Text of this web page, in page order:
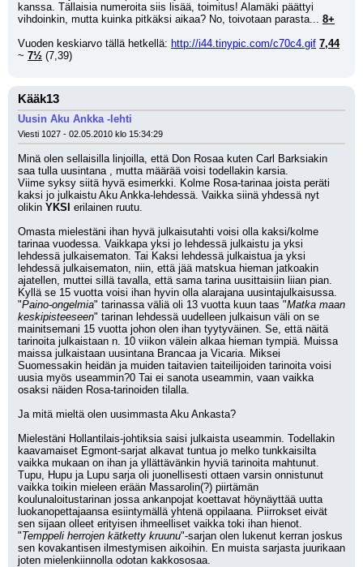
kanssa. Tällaisia numeroita siis lisää, toimitus! Alamäki päättyi
vihdoinkin, mutta kuinka pitkäksi aikaa? No, toivotaan parasta... 8+
Vuoden keskiarvo tällä hetkellä: http://i44.tinypic.com/c70c4.gif 7,44
~ 7½ (7,39)
Kääk13
Uusin Aku Ankka -lehti
Viesti 1027 - 02.05.2010 klo 15:34:29
Minä olen sellaisilla linjoilla, että Don Rosaa kuten Carl Barksiakin
saa tulla uusintana , mutta määrää voisi todellakin karsia.
Viime syksy siitä hyvä esimerkki. Kolme Rosa-tarinaa joista peräti
kaksi jo julkaistu Aku Ankka-lehdessä. Vaikka siinä yhdessä nyt
olikin YKSI erilainen ruutu.
Omasta mielestäni ihan hyvä julkaisutahti voisi olla kaksi/kolme
tarinaa vuodessa. Vaikkapa yksi jo lehdessä julkaistu ja yksi
lehdessä julkaisematon. Tai Kaksi lehdessä julkaistua ja yksi
lehdessä julkaisematon, niin, että jää matskua hieman jatkoakin
ajatellen, muttei sillä tavalla, että sama tarina uusittaisiin liian pian.
Kyllä se 15 vuotta voisi ihan hyvin olla alarajana uusintajulkaisussa.
"Paino-ongelmia" tarinassa väliä oli 13 vuotta kuun taas "Matka maan
keskipisteeseen" tarinan lehdessä uudelleen julkaisun väli on se
mainitsemani 15 vuotta johon olen ihan tyytyväinen. Se, että näitä
tarinoita julkaistaan n. 10 viikon välein alkaa hieman tympiä. Muissa
maissa julkaistaan uusintana Brancaa ja Vicaria. Miksei
Suomessakin heidän ja muiden taitavien taiteilijoiden tarinoita voisi
uusia myös useammin?0 Tai ei sanota useammin, vaan vaikka
osaksi näiden Rosa-tarinoiden tilalla.
Ja mitä mieltä olen uusimmasta Aku Ankasta?
Mielestäni Hollantilais-johtiksia saisi julkaista useammin. Todellakin
kaavamaiset Egmont-sarjat alkavat tuntua jo melko tunkkaisilta
vaikka mukaan on ihan ja yllättävänkin hyviä tarinoita mahtunut.
Tupu, Hupu ja Lupu sarja oli juonellisesti ottaen varsin onnistunut
vaikka toikin mieleen erään Massarolin(?) piirtämän
koulunaloitustarinan jossa ankanpojat koettavat höynäyttää uutta
luokanopettajaansa esiintymällä yhtenä oppilaana. Piirrokset eivät
sen sijaan olleet erityisen ihmeelliset vaikka toki ihan hienot.
"Temppeli herrojen kätketty kruunu"-sarjan olen lukenut kerran joskus
sen kovakantisen ilmestymisen aikoihin. En muista sarjasta juurikaan
joten mielenkiinnolla odotan kakkososaa.